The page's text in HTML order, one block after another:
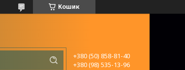
Кошик
+380 (50) 858-81-40
+380 (98) 535-13-96